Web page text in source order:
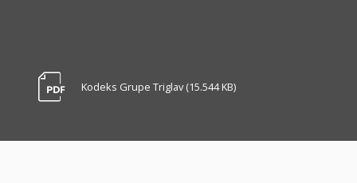
Kodeks Grupe Triglav (15.544 KB)